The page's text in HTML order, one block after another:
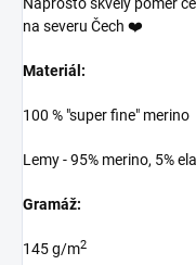
Naprosto skvělý poměr
na severu Čech ❤️
Materiál:
100 % "super fine" merino
Lemy - 95% merino, 5%
Gramáž:
145 g/m2